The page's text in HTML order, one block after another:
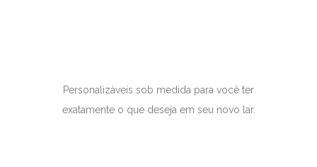
Personalizáveis sob medida para você ter
exatamente o que deseja em seu novo lar.